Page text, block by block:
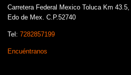
Carretera Federal Mexico Toluca Km
Edo de Mex. C.P.52740
Tel: 7282857199
Encuéntranos